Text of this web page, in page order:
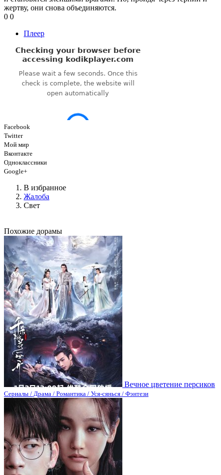
жертву, они снова объединяются.
0 0
Плеер
Facebook
Twitter
Мой мир
Вконтакте
Одноклассники
Google+
В избранное
Жалоба
Свет
Похожие дорамы
Вечное цветение персиков
Сериалы / Драма / Романтика / Уся-сянься / Фэнтези